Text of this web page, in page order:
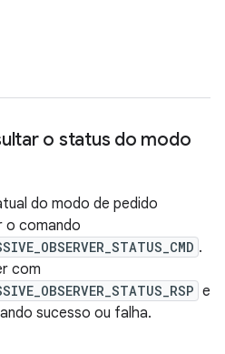
o status do modo
do modo de pedido
o comando
.
com
e
sucesso ou falha.